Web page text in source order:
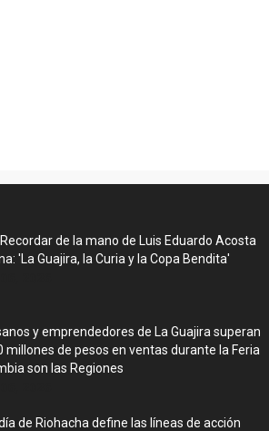
de la mano de Luis Eduardo Acosta
'La Guajira, la Curia y la Copa Bendita'
y emprendedores de La Guajira superan
millones de pesos en ventas durante la Feria
son las Regiones
de Riohacha define las líneas de acción